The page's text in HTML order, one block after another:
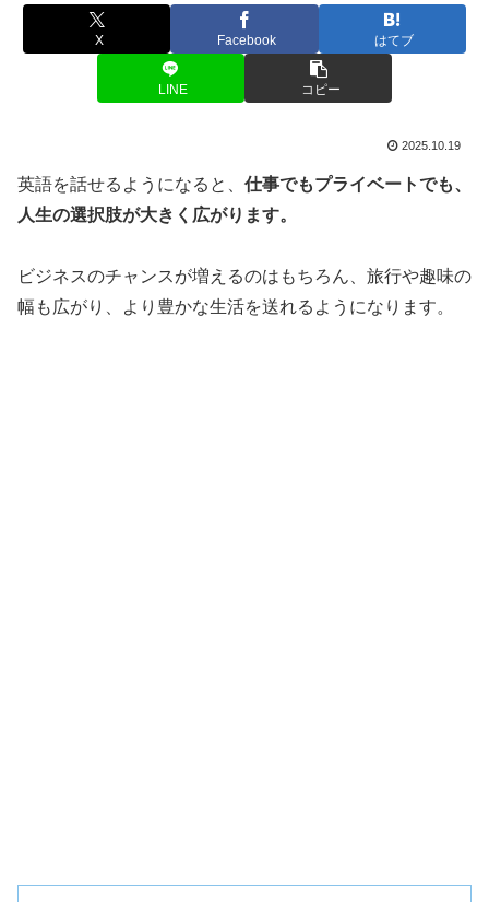
X Facebook はてブ
LINE コピー
2025.10.19
英語を話せるようになると、 仕事でもプライベートでも、
人生の選択肢が大きく広がります。
ビジネスのチャンスが増えるのはもちろん、旅行や趣味の
幅も広がり、より豊かな生活を送れるようになります。